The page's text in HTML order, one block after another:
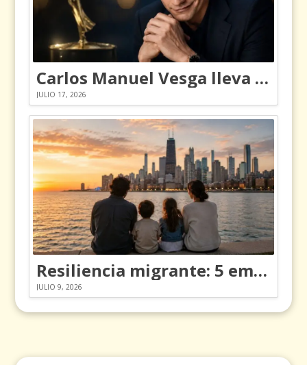
Carlos Manuel Vesga lleva el nombre de Colombia a los Emmy
JULIO 17, 2026
Resiliencia migrante: 5 emociones y cómo gestionarlas
JULIO 9, 2026